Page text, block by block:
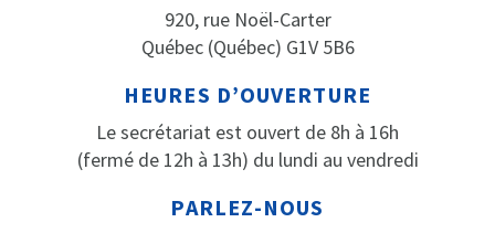
920, rue Noël-Carter
Québec (Québec) G1V 5B6
HEURES D’OUVERTURE
Le secrétariat est ouvert de 8h à 16h
(fermé de 12h à 13h) du lundi au vendredi
PARLEZ-NOUS